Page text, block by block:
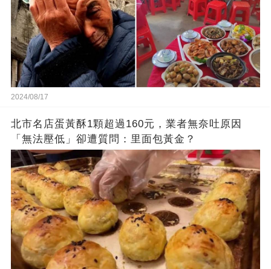
2024/08/17
北市名店蛋黃酥1顆超過160元，業者無奈吐原因
「無法壓低」卻遭質問：里面包黃金？